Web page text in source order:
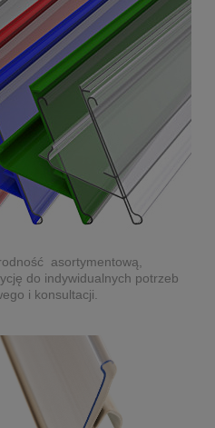
asortymentową,
do indywidualnych potrzeb
i konsultacji.